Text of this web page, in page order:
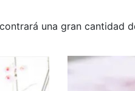
una gran cantidad